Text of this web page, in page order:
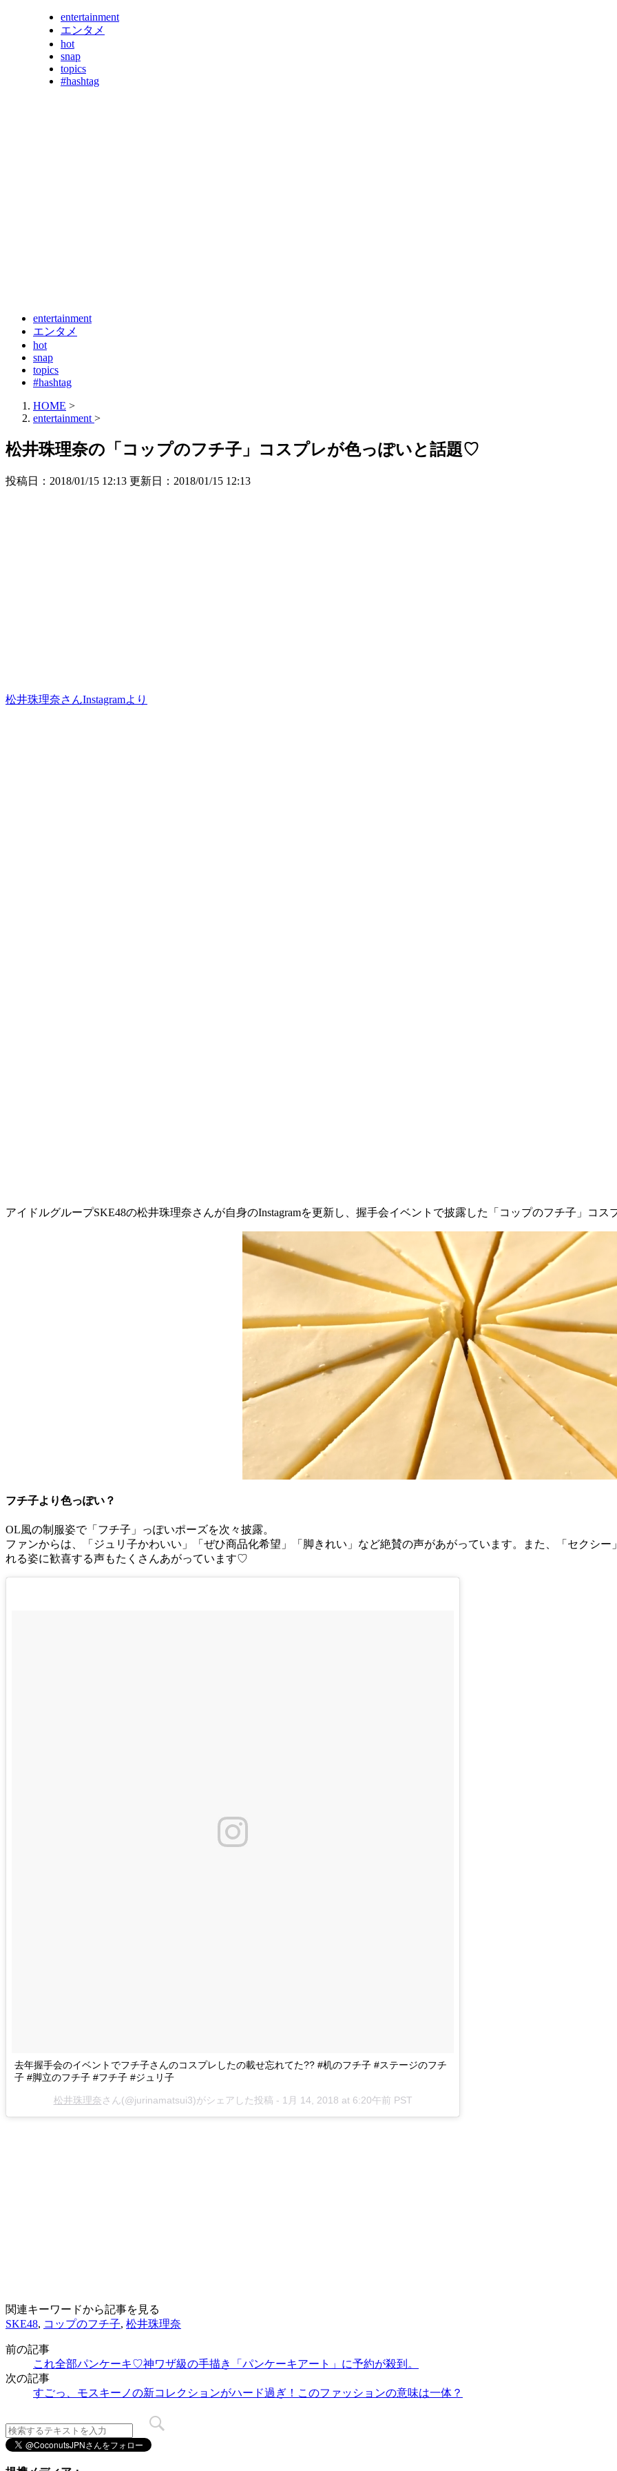
entertainment
エンタメ
hot
snap
topics
#hashtag
entertainment
エンタメ
hot
snap
topics
#hashtag
HOME >
entertainment >
松井珠理奈の「コップのフチ子」コスプレが色っぽいと話題♡
投稿日：2018/01/15 12:13 更新日： 2018/01/15 12:13
松井珠理奈さんInstagramより
アイドルグループSKE48の松井珠理奈さんが自身のInstagramを更新し、握手会イベントで披露した「コップのフチ子」コス
フチ子より色っぽい？
OL風の制服姿で「フチ子」っぽいポーズを次々披露。
ファンからは、「ジュリ子かわいい」「ぜひ商品化希望」「脚きれい」など絶賛の声があがっています。また、「セクシ
れる姿に歓喜する声もたくさんあがっています♡
去年握手会のイベントでフチ子さんのコスプレしたの載せ忘れてた?? #机のフチ子 #ステージのフチ
子 #脚立のフチ子 #フチ子 #ジュリ子
松井珠理奈さん(@jurinamatsui3)がシェアした投稿 - 1月 14, 2018 at 6:20午前 PST
関連キーワードから記事を見る
SKE48, コップのフチ子, 松井珠理奈
前の記事
これ全部パンケーキ♡神ワザ級の手描き「パンケーキアート」に予約が殺到。
次の記事
すごっ、モスキーノの新コレクションがハード過ぎ！このファッションの意味は一体？